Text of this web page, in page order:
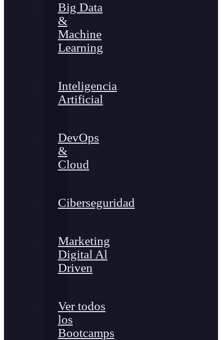
Big Data
&
Machine
Learning
Inteligencia
Artificial
DevOps
&
Cloud
Ciberseguridad
Marketing
Digital Al
Driven
Ver todos
los
Bootcamps